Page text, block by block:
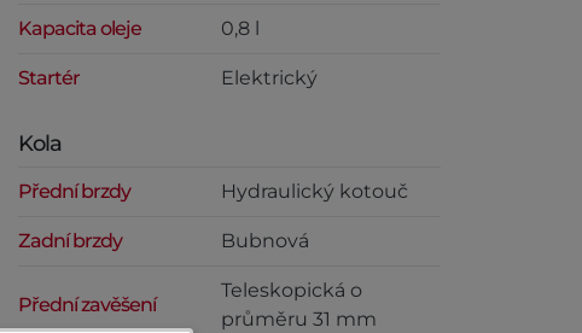
Kapacita oleje 0,8 l
Startér Elektrický
Kola
Přední brzdy Hydraulický kotouč
Zadní brzdy Bubnová
Přední zavěšení
Teleskopická o
průměru 31 mm